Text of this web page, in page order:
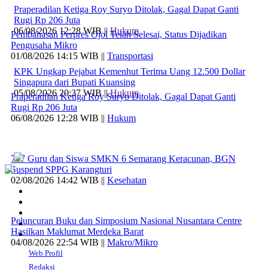
Praperadilan Ketiga Roy Suryo Ditolak, Gagal Dapat Ganti
Rugi Rp 206 Juta
06/08/2026 12:28 WIB || Hukum
KPK Ungkap Pejabat Kemenhut Terima Uang 12.500 Dollar
Singapura dari Bupati Kuansing
05/08/2026 20:37 WIB ||Hukum
Pembahasan Perpres Ojol Telah Selesai, Status Dijadikan
Pengusaha Mikro
01/08/2026 14:15 WIB || Transportasi
Praperadilan Ketiga Roy Suryo Ditolak, Gagal Dapat Ganti
Rugi Rp 206 Juta
06/08/2026 12:28 WIB || Hukum
707 Guru dan Siswa SMKN 6 Semarang Keracunan, BGN
Suspend SPPG Karangturi
02/08/2026 14:42 WIB || Kesehatan
Peluncuran Buku dan Simposium Nasional Nusantara Centre
Hasilkan Maklumat Merdeka Barat
04/08/2026 22:54 WIB || Makro/Mikro
Web Profil
Redaksi